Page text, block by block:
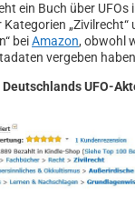
ein Buch über UFOs
„Zivilrecht“
beiAmazon, obwohl
vergeben
UFO-